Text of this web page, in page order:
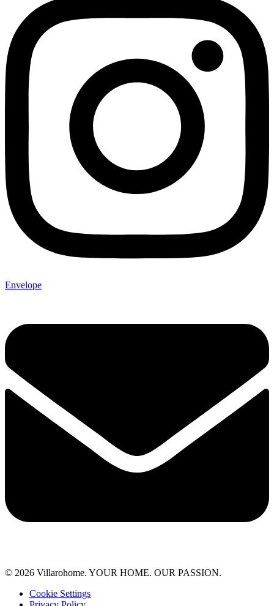
Envelope
© 2026 Villarohome. YOUR HOME. OUR PASSION.
Cookie Settings